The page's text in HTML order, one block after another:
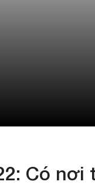
Có nơi